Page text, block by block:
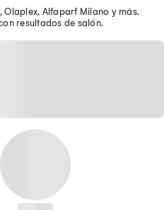
Olaplex, Alfaparf Milano y más.
resultados de salón.